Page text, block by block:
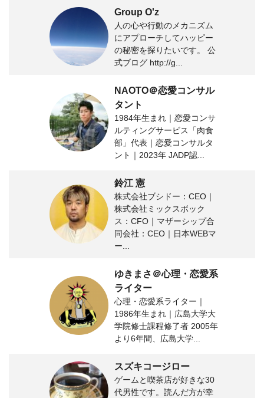
Group O'z
人の心や行動のメカニズム
にアプローチしてハッピー
の秘密を探りたいです。 公
式ブログ http://g...
NAOTO＠恋愛コンサル
タント
1984年生まれ｜恋愛コンサ
ルティングサービス「肉食
部」代表｜恋愛コンサルタ
ント｜2023年 JADP認...
鈴江 憲
株式会社ブシドー：CEO｜
株式会社ミックスボック
ス：CFO｜マザーシップ合
同会社：CEO｜日本WEBマ
ー...
ゆきまさ＠心理・恋愛系
ライター
心理・恋愛系ライター｜
1986年生まれ｜広島大学大
学院修士課程修了者 2005年
より6年間、広島大学...
スズキコージロー
ゲームと喫茶店が好きな30
代男性です。読んだ方が幸